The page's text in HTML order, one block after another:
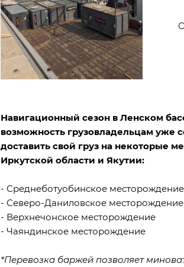
Навигационный сезон в Ленском
возможность грузовладельцам уже
доставить свой груз на некоторые
Иркутской области и Якутии:
- Среднеботуобинское месторождение
- Северо-Даниловское месторождение
- Верхнечонское месторождение
- Чаяндинское месторождение
*Перевозка баржей позволяет